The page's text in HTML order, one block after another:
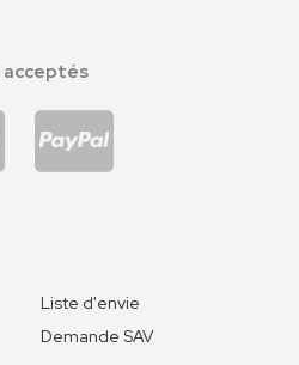
acceptés
Liste d'envie
Demande SAV